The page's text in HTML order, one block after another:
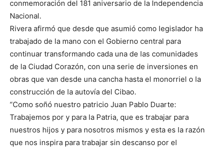
conmemoración del 181 aniversario de la Independencia
Nacional.
Rivera afirmó que desde que asumió como legislador ha
trabajado de la mano con el Gobierno central para
continuar transformando cada una de las comunidades
de la Ciudad Corazón, con una serie de inversiones en
obras que van desde una cancha hasta el monorriel o la
construcción de la autovía del Cibao.
“Como soñó nuestro patricio Juan Pablo Duarte:
Trabajemos por y para la Patria, que es trabajar para
nuestros hijos y para nosotros mismos y esta es la razón
que nos inspira para trabajar sin descanso por el